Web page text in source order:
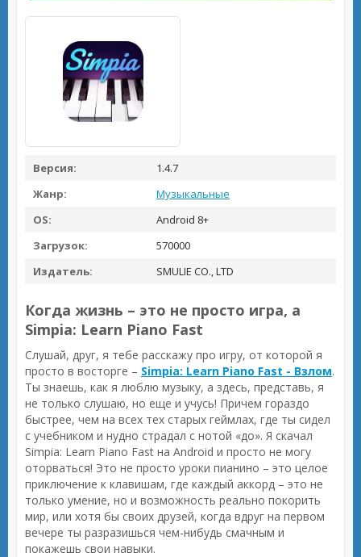
Версия:
1.4.7
Жанр:
Музыкальные
OS:
Android 8+
Загрузок:
570000
Издатель:
SMULIE CO., LTD
Когда жизнь – это не просто игра, а
Simpia: Learn Piano Fast
Слушай, друг, я тебе расскажу про игру, от которой я
просто в восторге – Simpia: Learn Piano Fast - Взлом.
Ты знаешь, как я люблю музыку, а здесь, представь, я
не только слушаю, но еще и учусь! Причем гораздо
быстрее, чем на всех тех старых геймлах, где ты сидел
с учебником и нудно страдал с нотой «до». Я скачал
Simpia: Learn Piano Fast на Android и просто не могу
оторваться! Это не просто уроки пианино – это целое
приключение к клавишам, где каждый аккорд – это не
только умение, но и возможность реально покорить
мир, или хотя бы своих друзей, когда вдруг на первом
вечере ты разразишься чем-нибудь смачным и
покажешь свои навыки.